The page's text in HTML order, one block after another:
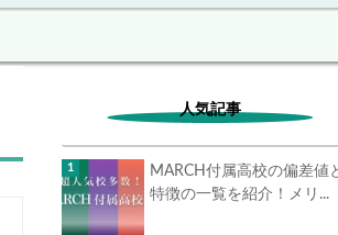
人気記事
MARCH付属高校の偏差値
特徴の一覧を紹介！メリ...